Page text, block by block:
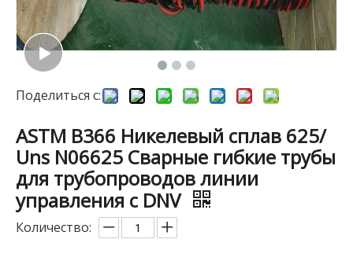
Поделиться с:
ASTM B366 Никелевый сплав 625/
Uns N06625 Сварные гибкие трубы
для трубопроводов линии
управления с DNV
Количество: